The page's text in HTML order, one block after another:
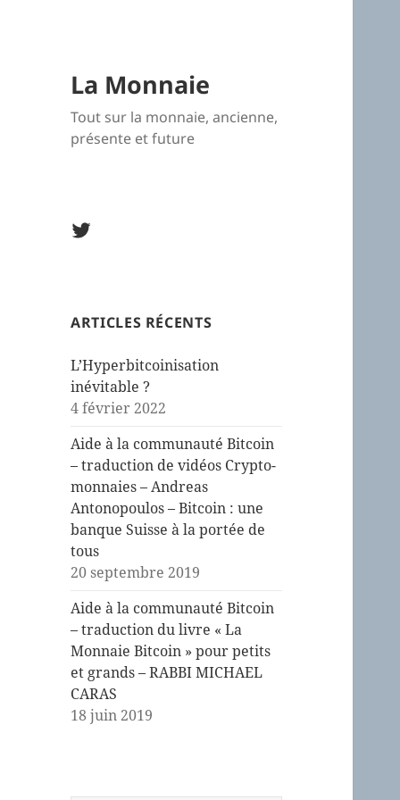
La Monnaie
Tout sur la monnaie, ancienne,
présente et future
Twitter
ARTICLES RÉCENTS
L’Hyperbitcoinisation
inévitable ?
4 février 2022
Aide à la communauté Bitcoin
– traduction de vidéos Crypto-
monnaies – Andreas
Antonopoulos – Bitcoin : une
banque Suisse à la portée de
tous
20 septembre 2019
Aide à la communauté Bitcoin
– traduction du livre « La
Monnaie Bitcoin » pour petits
et grands – RABBI MICHAEL
CARAS
18 juin 2019